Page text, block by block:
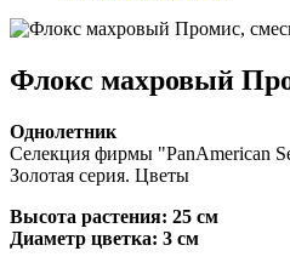
Флокс махровый
Однолетник
Селекция фирмы "PanAmerican
Золотая серия. Цветы
Высота растения: 25 см
Диаметр цветка: 3 см